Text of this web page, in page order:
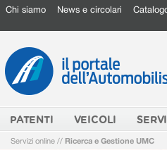
Chi siamo News e circolari
PATENTI VEICOLI
Servizi online // Ricerca e Gestione UMC